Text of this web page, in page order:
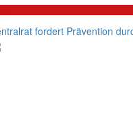
fordert Prävention